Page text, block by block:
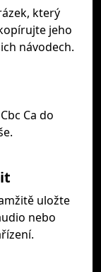
který
jeho
návodech.
Ca do
uložte
nebo